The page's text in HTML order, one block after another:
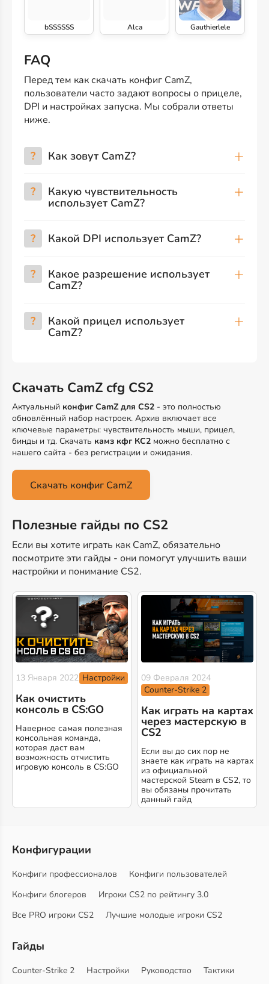
bSSSSSS Alca Gauthierlele
FAQ
Перед тем как скачать конфиг CamZ,
пользователи часто задают вопросы о прицеле,
DPI и настройках запуска. Мы собрали ответы
ниже.
? Как зовут CamZ?
? Какую чувствительность
использует CamZ?
? Какой DPI использует CamZ?
? Какое разрешение использует
CamZ?
? Какой прицел использует
CamZ?
Скачать CamZ cfg CS2
Актуальный конфиг CamZ для CS2 - это полностью
обновлённый набор настроек. Архив включает все
ключевые параметры: чувствительность мыши, прицел,
бинды и тд. Скачать камз кфг КС2 можно бесплатно с
нашего сайта - без регистрации и ожидания.
Скачать конфиг CamZ
Полезные гайды по CS2
Если вы хотите играть как CamZ, обязательно
посмотрите эти гайды - они помогут улучшить ваши
настройки и понимание CS2.
13 Января 2022 Настройки
Как очистить
консоль в CS:GO
Наверное самая полезная
консольная команда,
которая даст вам
возможность отчистить
игровую консоль в CS:GO
09 Февраля 2024
Counter-Strike 2
Как играть на картах
через мастерскую в
CS2
Если вы до сих пор не
знаете как играть на картах
из официальной
мастерской Steam в CS2, то
вы обязаны прочитать
данный гайд
Конфигурации
Конфиги профессионалов
Конфиги пользователей
Конфиги блогеров
Игроки CS2 по рейтингу 3.0
Все PRO игроки CS2
Лучшие молодые игроки CS2
Гайды
Counter-Strike 2 Настройки Руководство
Тактики